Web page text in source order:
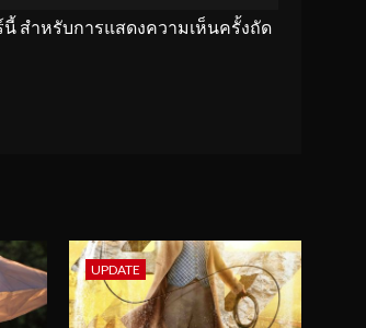
สำหรับการแสดงความเห็นครั้งถัด
UPDATE